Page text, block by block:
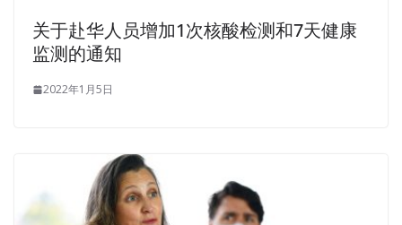
关于赴华人员增加1次核酸检测和7天健康
监测的通知
2022年1月5日